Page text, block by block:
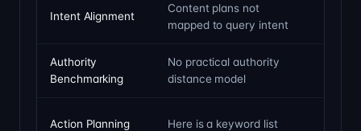
Intent Alignment
Content plans not
mapped to query intent
Authority
Benchmarking
No practical authority
distance model
Action Planning Here is a keyword list